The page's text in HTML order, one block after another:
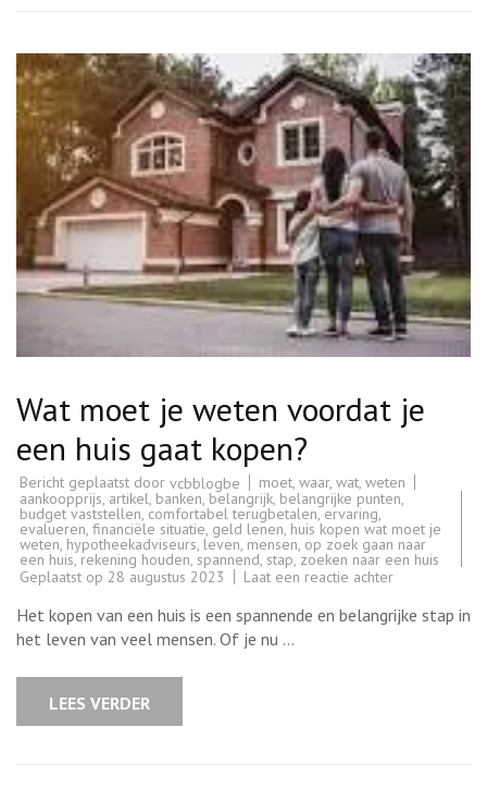
Wat moet je weten voordat je
een huis gaat kopen?
Bericht geplaatst door vcbblogbe moet, waar, wat, weten
aankoopprijs, artikel, banken, belangrijk, belangrijke punten,
budget vaststellen, comfortabel terugbetalen,ervaring,
evalueren, financiële situatie, geld lenen, huis kopen wat moet je
weten, hypotheekadviseurs, leven, mensen, op zoek gaan naar
een huis, rekening houden, spannend, stap, zoeken naar een huis
Geplaatst op 28 augustus 2023 Laat een reactie achterop
moet
je
Het kopen van een huis is een spannende en belangrijke stap in
het leven van veel mensen. Of je nu …
LEES VERDER